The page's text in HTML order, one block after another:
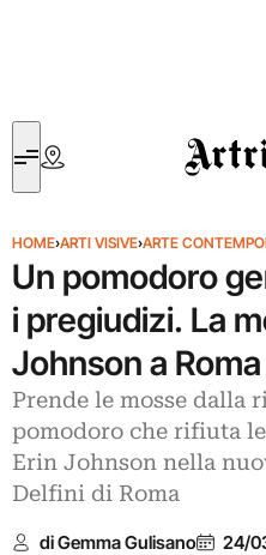
Artribune
HOME›ARTI VISIVE›ARTE
Un pomodoro
i pregiudizi. La
Johnson a Roma
Prende le mosse dalla
pomodoro che rifiuta
Erin Johnson nella
Delfini di Roma
di Gemma Gulisano 24/